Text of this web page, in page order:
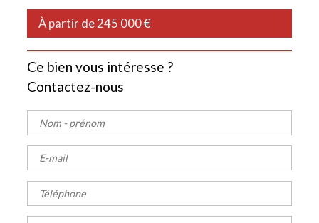
À partir de 245 000 €
Ce bien vous intéresse ?
Contactez-nous